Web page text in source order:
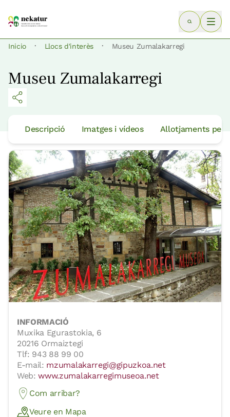
Inicio · Llocs d'interès · Museu Zumalakarregi
Museu Zumalakarregi
Descripció Imatges i vídeos Allotjaments per
INFORMACIÓ
Muxika Egurastokia, 6
20216 Ormaiztegi
Tlf: 943 88 99 00
E-mail: mzumalakarregi@gipuzkoa.net
Web:www.zumalakarregimuseoa.net
Com arribar?
Veure en Mapa